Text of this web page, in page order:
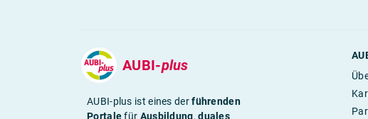
AUBI-plus
AUBI-plus ist eines derführenden
Portalefür Ausbildung,duales